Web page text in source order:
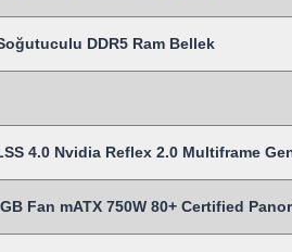
DDR5 Ram Bellek
4.0 Nvidia Reflex 2.0 Multiframe
Fan mATX 750W 80+ Certified